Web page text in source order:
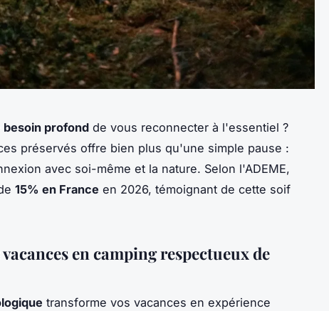
besoin profond de vous reconnecter à l'essentiel ?
préservés offre bien plus qu'une simple pause :
avec soi-même et la nature. Selon l'ADEME,
15% en France en 2026, témoignant de cette soif
en camping respectueux de
transforme vos vacances en expérience